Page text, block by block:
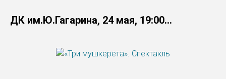
ДК им.Ю.Гагарина, 24 мая, 19:00...